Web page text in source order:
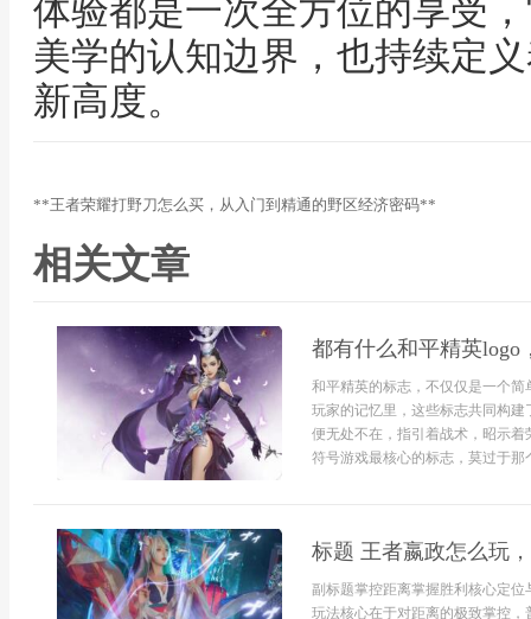
体验都是一次全方位的享受
美学的认知边界，也持续定
新高度。
**王者荣耀打野刀怎么买，从入门到精通的野区经济密码**
相关文章
都有什么和平精英logo
和平精英的标志，不仅仅是一个
玩家的记忆里，这些标志共同构
便无处不在，指引着战术，昭示
符号游戏最核心的标志，莫过于那
标题 王者嬴政怎么玩
副标题掌控距离掌握胜利核心定
玩法核心在于对距离的极致掌控